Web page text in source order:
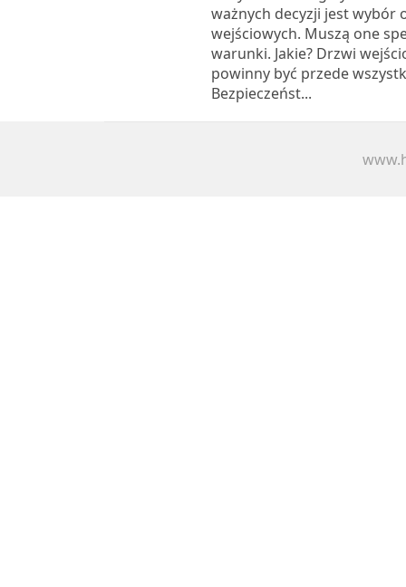
ważnych decyzji jest wybór
wejściowych. Muszą one
warunki. Jakie? Drzwi
powinny być przede
Bezpieczeńst...